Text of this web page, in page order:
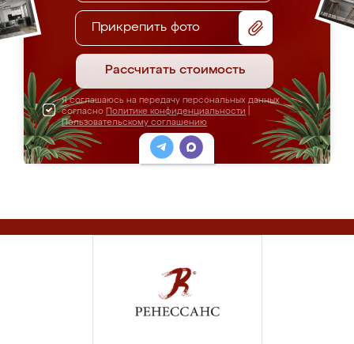
Прикрепить фото
Рассчитать стоимость
Я соглашаюсь на передачу персональных данных
согласно Политике конфиденциальности
Пользовательскому соглашению